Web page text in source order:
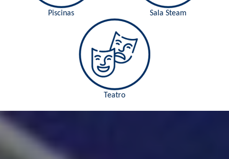
Piscinas Sala Steam
Teatro